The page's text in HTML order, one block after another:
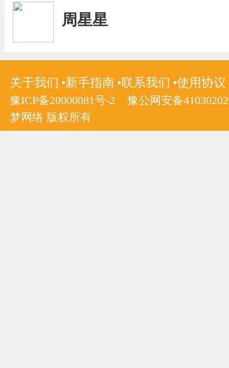
周星星
关于我们 新手指南 联系我们 使用协议
豫ICP备20000081号-2
豫公网安备
梦网络 版权所有